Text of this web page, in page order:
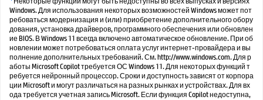
Windows. Для использования некоторых возможностей Windows может пот
ребоваться модернизация и (или) приобретение дополнительного обору
дования, установка драйверов, программного обеспечения или обновлен
ие BIOS. В Windows 11 всегда включено автоматическое обновление. При об
новлении может потребоваться оплата услуг интернет-провайдера и вы
полнение дополнительных требований. См. http://www.windows.com. Для р
аботы Microsoft Copilot требуется ОС Windows 11. Для некоторых функций т
ребуется нейронный процессор. Сроки и доступность зависят от корпора
ции Microsoft и могут различаться на разных рынках и устройствах. Для вх
ода требуется учетная запись Microsoft. Если функция Copilot недоступна,